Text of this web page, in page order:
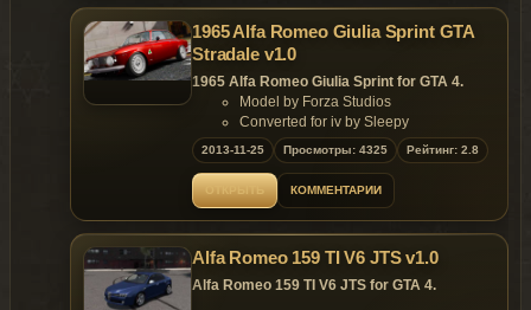
Replaces: any car
1965 Alfa Romeo Giulia Sprint GTA
Stradale v1.0
1965 Alfa Romeo Giulia Sprint for GTA 4.
Model by Forza Studios
Converted for iv by Sleepy
Additional help by Chargedl
Data lines by TonyBee2013
Replaces: any car
2013-11-25 Просмотры: 4325 Рейтинг: 2.8
КОММЕНТАРИИ
Alfa Romeo 159 TI V6 JTS v1.0
Alfa Romeo 159 TI V6 JTS for GTA 4.